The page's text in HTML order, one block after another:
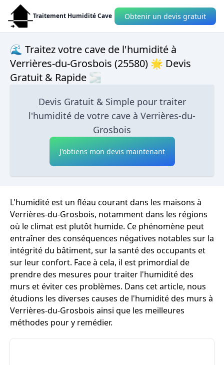
Traitement Humidité Cave Obtenir un devis gratuit
🌊 Traitez votre cave de l'humidité à
Verrières-du-Grosbois (25580) 🌟 Devis
Gratuit & Rapide 🌫
Devis Gratuit & Simple pour traiter
l'humidité de votre cave à Verrières-du-
Grosbois
J'obtiens mon devis maintenant
L'humidité est un fléau courant dans les maisons à
Verrières-du-Grosbois, notamment dans les régions
où le climat est plutôt humide. Ce phénomène peut
entraîner des conséquences négatives notables sur la
intégrité du bâtiment, sur la santé des occupants et
sur leur confort. Face à cela, il est primordial de
prendre des mesures pour traiter l'humidité des
murs et éviter ces problèmes. Dans cet article, nous
étudions les diverses causes de l'humidité des murs à
Verrières-du-Grosbois ainsi que les meilleures
méthodes pour y remédier.